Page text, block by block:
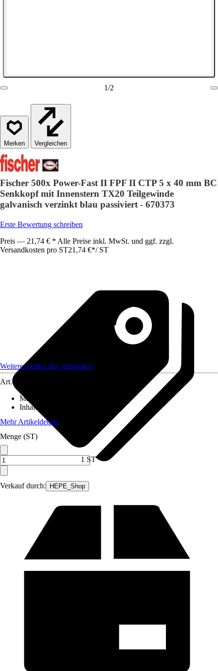
1/2
Vergleichen
Fischer 500x Power-Fast II FPF II CTP 5 x 40 mm BC
Senkkopf mit Innenstern TX20 Teilgewinde
galvanisch verzinkt blau passiviert - 670373
Erste Bewertung schreiben
Preis — 21,74 € * Alle Preise inkl. MwSt. und ggf. zzgl.
Versandkosten pro ST21,74 €*/ ST
Verkauf durch: HEPE_Shop
Weitere Artikel des Verkäufers
Art.-Nr.
Material
Inhalt
Mehr Artikeldetails
Menge (ST)
1 ST